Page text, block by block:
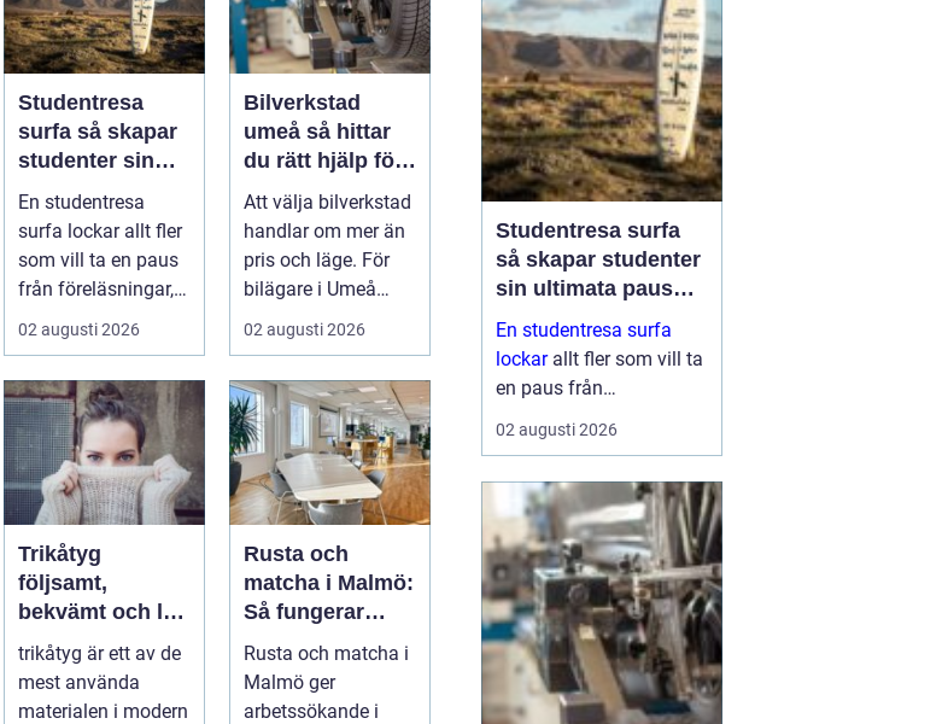
Studentresa
surfa så skapar
studenter sin
ultimata paus
från plugget
En studentresa
surfa lockar allt fler
som vill ta en paus
från föreläsningar,
tentaplugg och
02 augusti 2026
Bilverkstad
umeå så hittar
du rätt hjälp för
din bil
Att välja bilverkstad
handlar om mer än
pris och läge. För
bilägare i Umeå
väger trygghet,
02 augusti 2026
Trikåtyg
följsamt,
bekvämt och lätt
att lyckas med
trikåtyg är ett av de
mest använda
materialen i modern
Rusta och
matcha i Malmö:
Så fungerar
stödet för dig
som söker jobb
Rusta och matcha i
Malmö ger
arbetssökande i
som Vännäs, där
vintrarna ofta är långa
och vägar...
Studentresa surfa
så skapar studenter
sin ultimata paus
från plugget
En studentresa surfa
lockarallt fler som vill ta
en paus från
föreläsningar, tentaplugg
och sena kvällar i
både fysisk utmaning
och mental
återhämtning, samtidigt
som ...
02 augusti 2026